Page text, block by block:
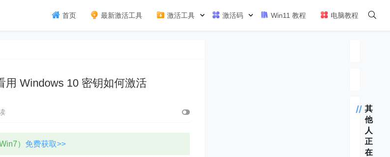
首页 最新激活工具 激活工具 激活码 Win11 教程 电脑教程
用 Windows 10 密钥如何激活
） 免费获取>>
其
他
人
正
在